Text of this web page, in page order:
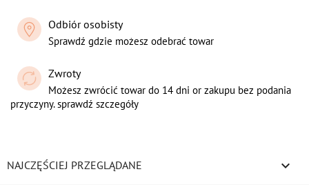
Odbiór osobisty
Sprawdź gdzie możesz odebrać towar
Zwroty
Możesz zwrócić towar do 14 dni or zakupu bez podania
przyczyny. sprawdź szczegóły
NAJCZĘŚCIEJ PRZEGLĄDANE 